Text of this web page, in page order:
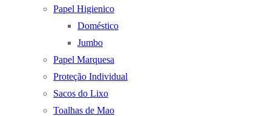
Papel Higienico
Doméstico
Jumbo
Papel Marquesa
Proteção Individual
Sacos do Lixo
Toalhas de Mao